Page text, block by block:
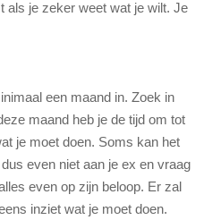
als je zeker weet wat je wilt. Je
een maand in. Zoek in
maand heb je de tijd om tot
je moet doen. Soms kan het
even niet aan je ex en vraag
even op zijn beloop. Er zal
inziet wat je moet doen.